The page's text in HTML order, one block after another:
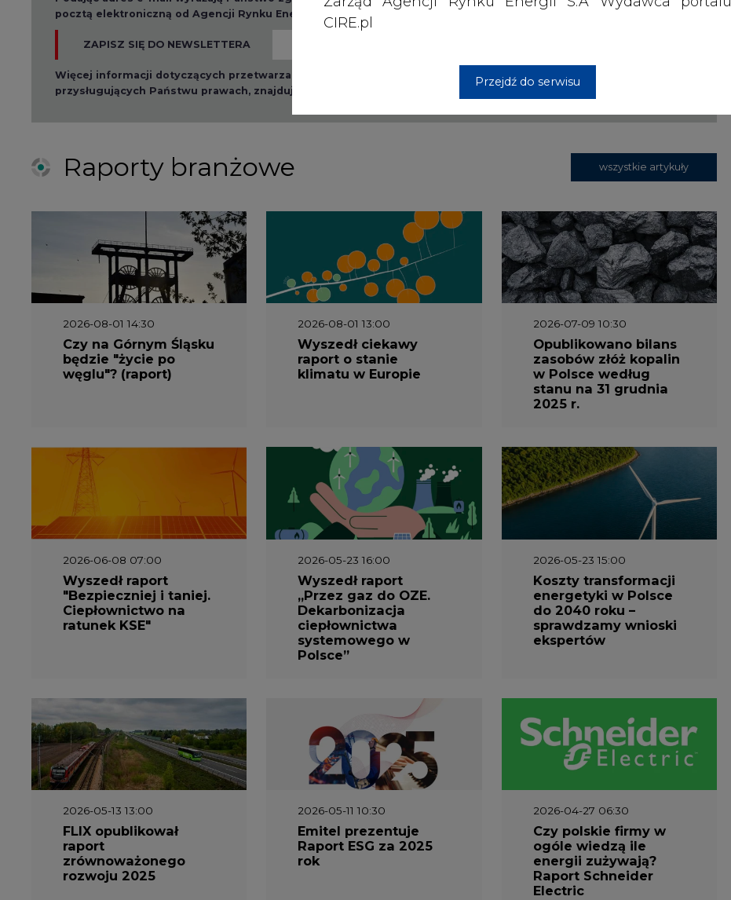
CIRE.pl
Przejdź do serwisu
pocztą elektroniczną od Agencji Rynku Energii S.A z siedzibą w Warszawie.
ZAPISZ SIĘ DO NEWSLETTERA
Więcej informacji dotyczących przetwarzania przez nas Państwa danych osobowych, w tym informacje o
przysługujących Państwu prawach, znajduje się w
Raporty branżowe wszystkie artykuły
2026-08-01 14:30
Czy na Górnym Śląsku
będzie "życie po
węglu"? (raport)
2026-08-01 13:00
Wyszedł ciekawy
raport o stanie
klimatu w Europie
2026-07-09 10:30
Opublikowano bilans
zasobów złóż kopalin
w Polsce według
stanu na 31 grudnia
2025 r.
2026-06-08 07:00
Wyszedł raport
"Bezpieczniej i taniej.
Ciepłownictwo na
ratunek KSE"
2026-05-23 16:00
Wyszedł raport
„Przez gaz do OZE.
Dekarbonizacja
ciepłownictwa
systemowego w
Polsce”
2026-05-23 15:00
Koszty transformacji
energetyki w Polsce
do 2040 roku –
sprawdzamy wnioski
ekspertów
2026-05-13 13:00
FLIX opublikował
raport
zrównoważonego
rozwoju 2025
2026-05-11 10:30
Emitel prezentuje
Raport ESG za 2025
rok
2026-04-27 06:30
Czy polskie firmy w
ogóle wiedzą ile
energii zużywają?
Raport Schneider
Electric